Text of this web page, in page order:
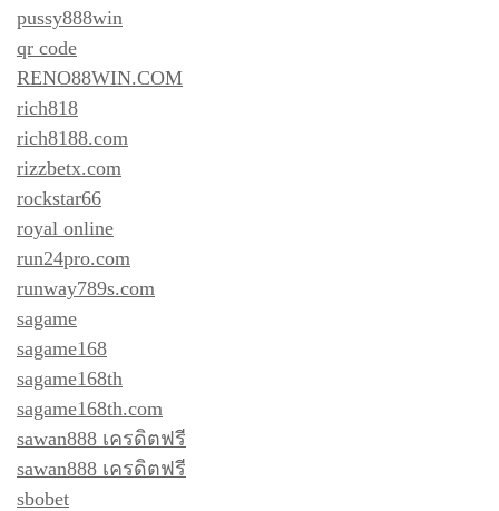
pussy888win
qr code
RENO88WIN.COM
rich818
rich8188.com
rizzbetx.com
rockstar66
royal online
run24pro.com
runway789s.com
sagame
sagame168
sagame168th
sagame168th.com
sawan888 เครดิตฟรี
sawan888 เครดิตฟรี
sbobet